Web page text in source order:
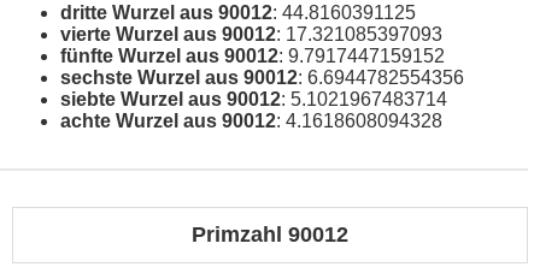
dritte Wurzel aus 90012: 44.8160391125
vierte Wurzel aus 90012: 17.321085397093
fünfte Wurzel aus 90012: 9.7917447159152
sechste Wurzel aus 90012: 6.6944782554356
siebte Wurzel aus 90012: 5.1021967483714
achte Wurzel aus 90012: 4.1618608094328
Primzahl 90012